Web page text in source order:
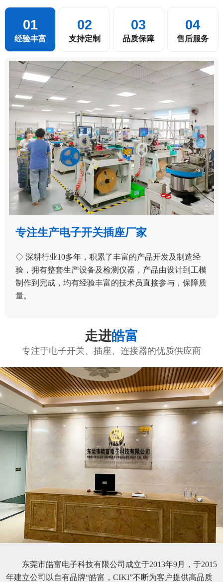
01
经验丰富
02
支持定制
03
品质保障
04
售后服务
专注生产电子开关插座厂家
◇ 深耕行业10多年，积累了丰富的产品开发及制造经
验，拥有整套生产设备及检测仪器，产品由设计到工模
制作到完成，均有经验丰富的技术员直接参与，保障质
量。
走进皓富
专注于电子开关、插座、连接器的优质供应商
东莞市皓富电子科技有限公司成立于2013年9月，于2015
年建立公司以自有品牌“皓富，CIKI”不断为客户提供高品质